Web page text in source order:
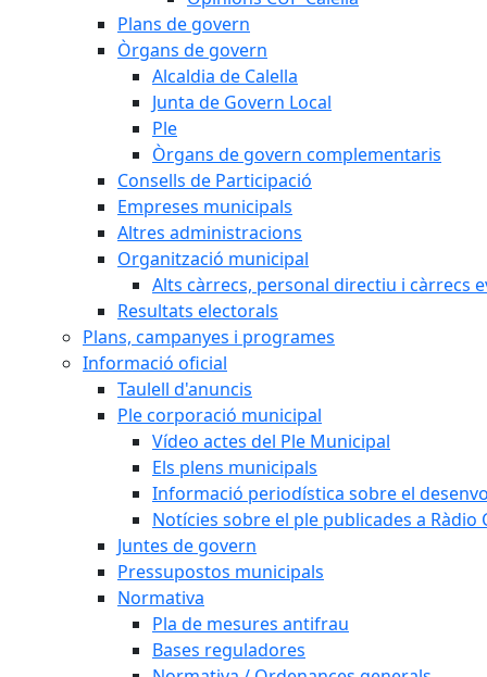
Plans de govern
Òrgans de govern
Alcaldia de Calella
Junta de Govern Local
Ple
Òrgans de govern complementaris
Consells de Participació
Empreses municipals
Altres administracions
Organització municipal
Alts càrrecs, personal directiu i càrrecs
Resultats electorals
Plans, campanyes i programes
Informació oficial
Taulell d'anuncis
Ple corporació municipal
Vídeo actes del Ple Municipal
Els plens municipals
Informació periodística sobre el
Notícies sobre el ple publicades a Ràdio
Juntes de govern
Pressupostos municipals
Normativa
Pla de mesures antifrau
Bases reguladores